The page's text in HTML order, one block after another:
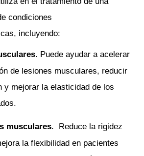
condiciones
incluyendo:
. Puede ayudar a acelerar
de lesiones musculares, reducir
y mejorar la elasticidad de los
musculares. Reduce la rigidez
la flexibilidad en pacientes